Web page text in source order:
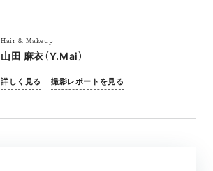
Hair & Makeup
山田 麻衣（Y.Mai）
詳しく見る 撮影レポートを見る